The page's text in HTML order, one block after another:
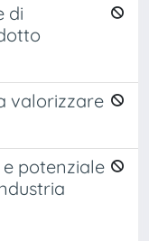
di
valorizzare
potenziale